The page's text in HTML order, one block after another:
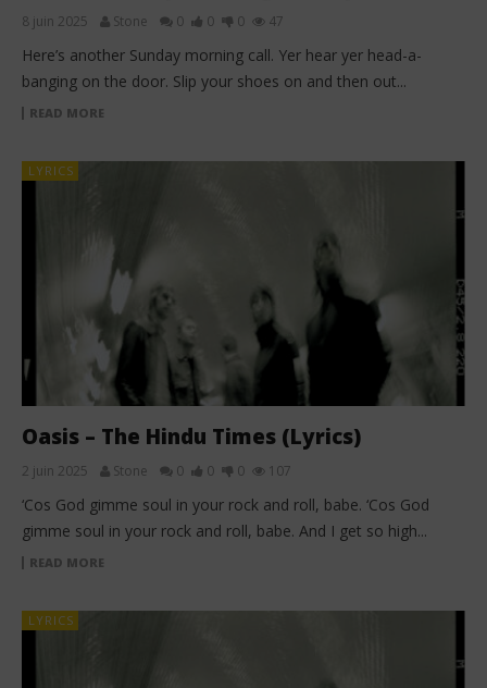
8 juin 2025 Stone 0 0 0 47
Here’s another Sunday morning call. Yer hear yer head-a-
banging on the door. Slip your shoes on and then out...
READ MORE
LYRICS
Oasis – The Hindu Times (Lyrics)
2 juin 2025 Stone 0 0 0 107
‘Cos God gimme soul in your rock and roll, babe. ‘Cos God
gimme soul in your rock and roll, babe. And I get so high...
READ MORE
LYRICS